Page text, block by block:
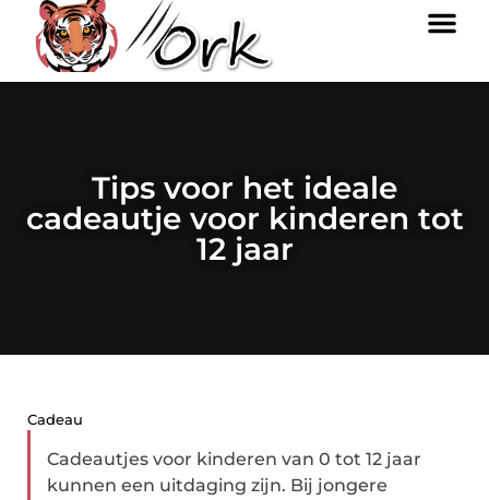
Tips voor het ideale
cadeautje voor kinderen tot
12 jaar
Cadeau
Cadeautjes voor kinderen van 0 tot 12 jaar
kunnen een uitdaging zijn. Bij jongere